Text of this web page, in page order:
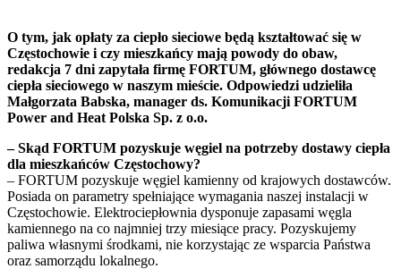
O tym, jak opłaty za ciepło sieciowe będą kształtować się w
Częstochowie i czy mieszkańcy mają powody do obaw,
redakcja 7 dni zapytała firmę FORTUM, głównego dostawcę
ciepła sieciowego w naszym mieście. Odpowiedzi udzieliła
Małgorzata Babska, manager ds. Komunikacji FORTUM
Power and Heat Polska Sp. z o.o.
– Skąd FORTUM pozyskuje węgiel na potrzeby dostawy ciepła
dla mieszkańców Częstochowy?
– FORTUM pozyskuje węgiel kamienny od krajowych dostawców.
Posiada on parametry spełniające wymagania naszej instalacji w
Częstochowie. Elektrociepłownia dysponuje zapasami węgla
kamiennego na co najmniej trzy miesiące pracy. Pozyskujemy
paliwa własnymi środkami, nie korzystając ze wsparcia Państwa
oraz samorządu lokalnego.